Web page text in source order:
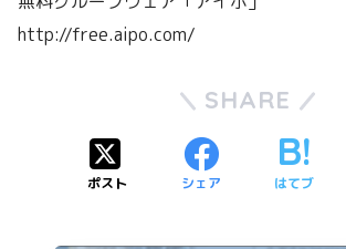
http://free.aipo.com/
SHARE
ポスト シェア はてブ